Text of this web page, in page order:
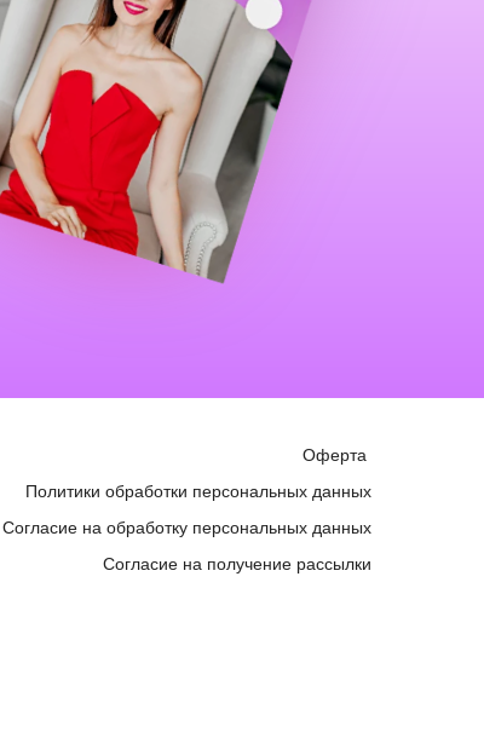
Политики обработки персональных данных
Согласие на обработку персональных данных
Согласие на получение рассылки
Оферта